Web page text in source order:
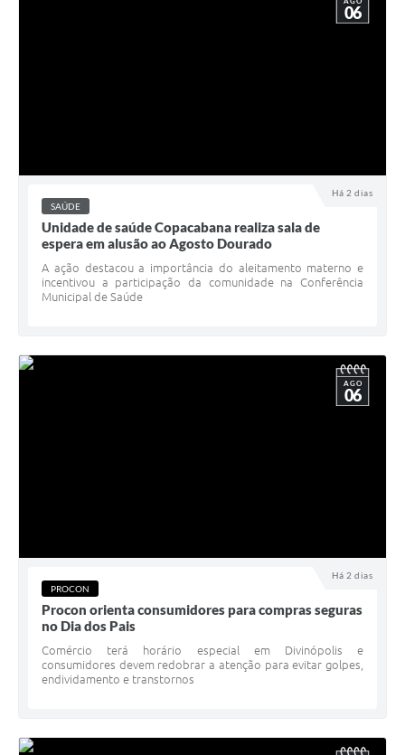
Há 2 dias
06
SAÚDE
Unidade de saúde Copacabana realiza sala de
espera em alusão ao Agosto Dourado
A ação destacou a importância do aleitamento materno e
incentivou a participação da comunidade na Conferência
Municipal de Saúde
Há 2 dias
AGO
06
PROCON
Procon orienta consumidores para compras seguras
no Dia dos Pais
Comércio terá horário especial em Divinópolis e
consumidores devem redobrar a atenção para evitar golpes,
endividamento e transtornos